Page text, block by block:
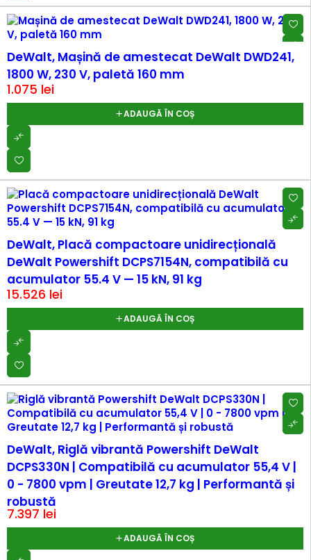
DeWalt, Mașină de amestecat DeWalt DWD241,
1800 W, 230 V, paletă 160 mm
1.075 lei
ADAUGĂ ÎN COȘ
DeWalt, Placă compactoare unidirecțională
DeWalt Powershift DCPS7154N, compatibilă cu
acumulator 55.4 V — 15 kN, 91 kg
15.526 lei
ADAUGĂ ÎN COȘ
DeWalt, Riglă vibrantă Powershift DeWalt
DCPS330N | Compatibilă cu acumulator 55,4 V |
0 - 7800 vpm | Greutate 12,7 kg | Performantă și
robustă
7.397 lei
ADAUGĂ ÎN COȘ